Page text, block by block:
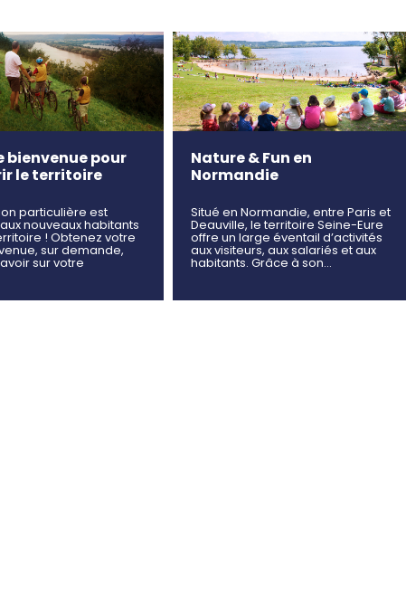
bienvenue pour
le territoire
particulière est
nouveaux habitants
! Obtenez votre
sur demande,
sur votre
Nature & Fun en
Normandie
Situé en Normandie, entre Paris et
Deauville, le territoire Seine-Eure
offre un large éventail d’activités
aux visiteurs, aux salariés et aux
habitants. Grâce à son…